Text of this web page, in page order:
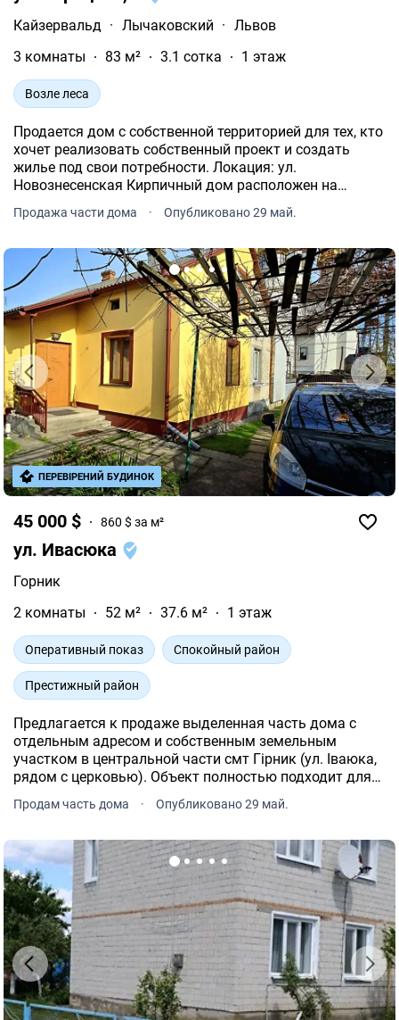
Кайзервальд · Лычаковский · Львов
3 комнаты
83 м² 3.1 сотка 1 этаж
Возле леса
Продается дом с собственной территорией для тех, кто
хочет реализовать собственный проект и создать
жилье под свои потребности. Локация: ул.
Новознесенская Кирпичный дом расположен на
частном земельном участке площадью 3, 1 сотки.
Продажа части дома · Опубликовано 29 май.
45 000 $ 860 $ за м²
ул. Ивасюка
Горник
2 комнаты
52 м² 37.6 м² 1 этаж
Оперативный показ Спокойный район
Престижный район
Предлагается к продаже выделенная часть дома с
отдельным адресом и собственным земельным
участком в центральной части смт Гірник (ул. Іваюка,
рядом с церковью). Объект полностью подходит для
продажи по государственным сертификатам на
приобретение жилья.
Продам часть дома · Опубликовано 29 май.
ПЕРЕВІРЕНИЙ БУДИНОК